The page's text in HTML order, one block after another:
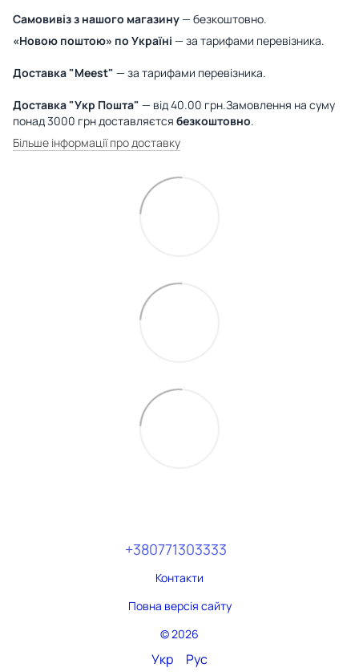
Самовивіз з нашого магазину— безкоштовно.
«Новою поштою» по Україні — за тарифами перевізника.
Доставка "Meest" — за тарифами перевізника.
Доставка "Укр Пошта" — від 40.00 грн.Замовлення на суму
понад 3000 грн доставляєтся безкоштовно.
Більше інформації про доставку
+380771303333
Контакти
Повна версія сайту
© 2026
Укр Рус